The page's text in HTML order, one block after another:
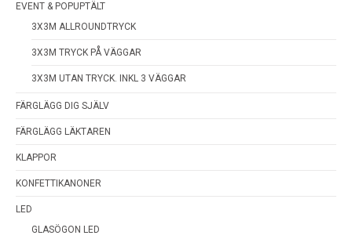
EVENT & POPUPTÄLT
3X3M ALLROUNDTRYCK
3X3M TRYCK PÅ VÄGGAR
3X3M UTAN TRYCK. INKL 3 VÄGGAR
FÄRGLÄGG DIG SJÄLV
FÄRGLÄGG LÄKTAREN
KLAPPOR
KONFETTIKANONER
LED
GLASÖGON LED